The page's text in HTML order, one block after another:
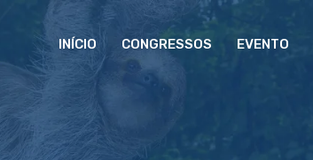
INÍCIO CONGRESSOS EVENTO